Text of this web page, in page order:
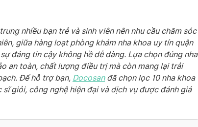
nhiều bạn trẻ và sinh viên nên nhu cầu chăm sóc
giữa hàng loạt phòng khám nha khoa uy tín quận
đáng tin cậy không hề dễ dàng. Lựa chọn đúng nha
an toàn, chất lượng điều trị mà còn mang lại trải
Để hỗ trợ bạn, Docosanđã chọn lọc 10 nha khoa
sĩ giỏi, công nghệ hiện đại và dịch vụ được đánh giá